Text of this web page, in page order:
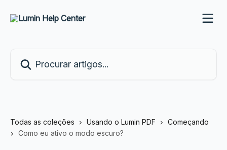
Todas as coleções Usando o Lumin PDF
Começando
Como eu ativo o modo escuro?